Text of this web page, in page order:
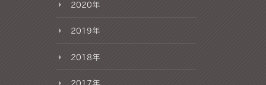
2020年
2019年
2018年
2017年